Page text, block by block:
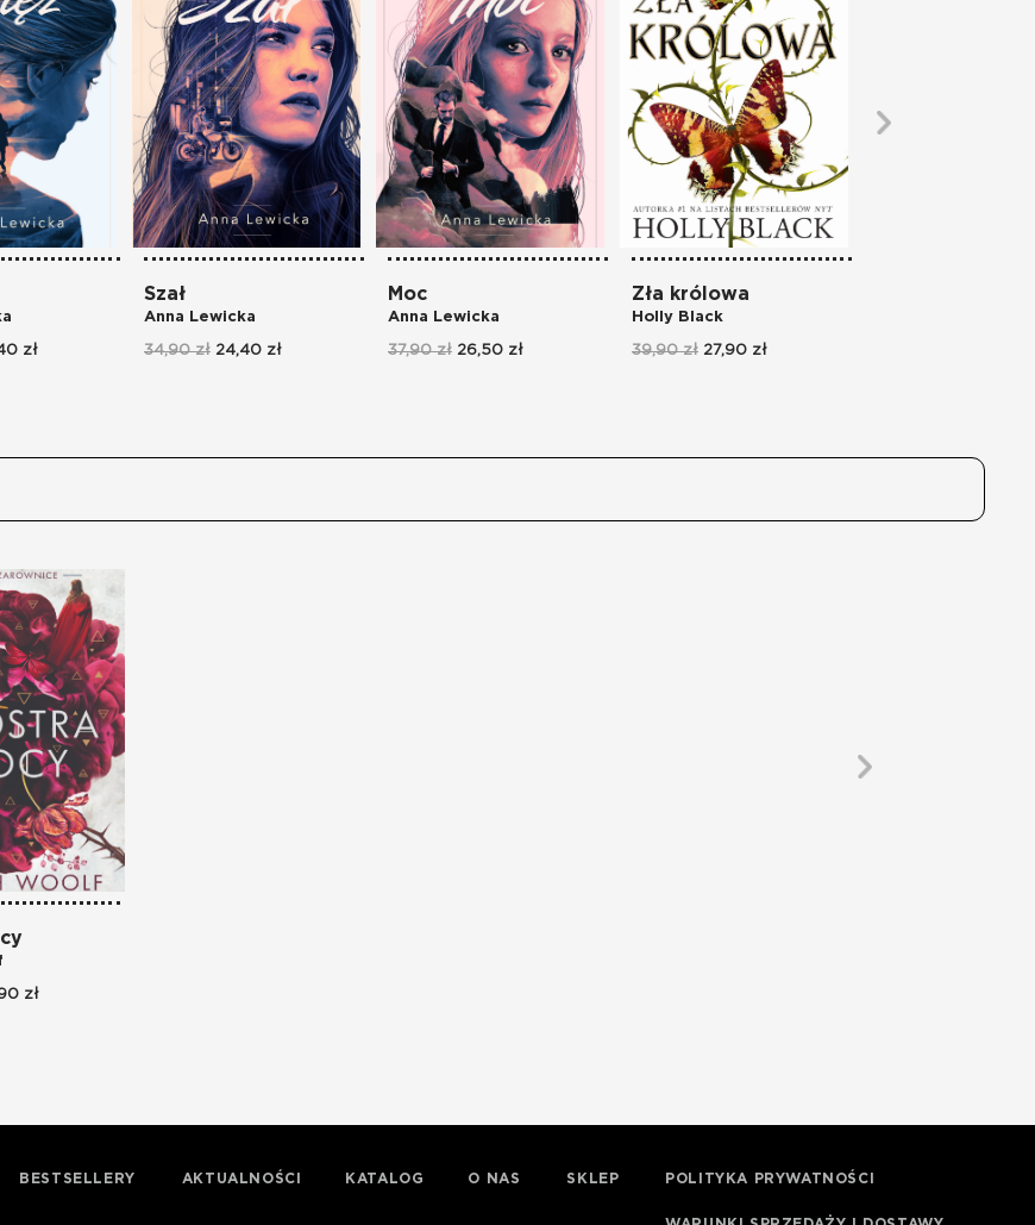
zł
Szał
Anna Lewicka
34,90 zł 24,40 zł
Moc
Anna Lewicka
37,90 zł 26,50 zł
Zła królowa
Holly Black
39,90 zł 27,90 zł
zł
BESTSELLERY AKTUALNOŚCI KATALOG O NAS SKLEP POLITYKA PRYWATNOŚCI